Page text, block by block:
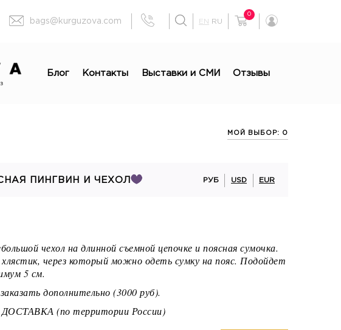
0
EN RU
bags@kurguzova.com
Блог Контакты Выставки и СМИ Отзывы
ПИНГВИН И ЧЕХОЛ
МОЙ ВЫБОР: 0
РУБ USD EUR
чехол на длинной съемной цепочке и поясная сумочка.
через который можно одеть сумку на пояс. Подойдет
5 см.
дополнительно (3000 руб).
(по территории России)